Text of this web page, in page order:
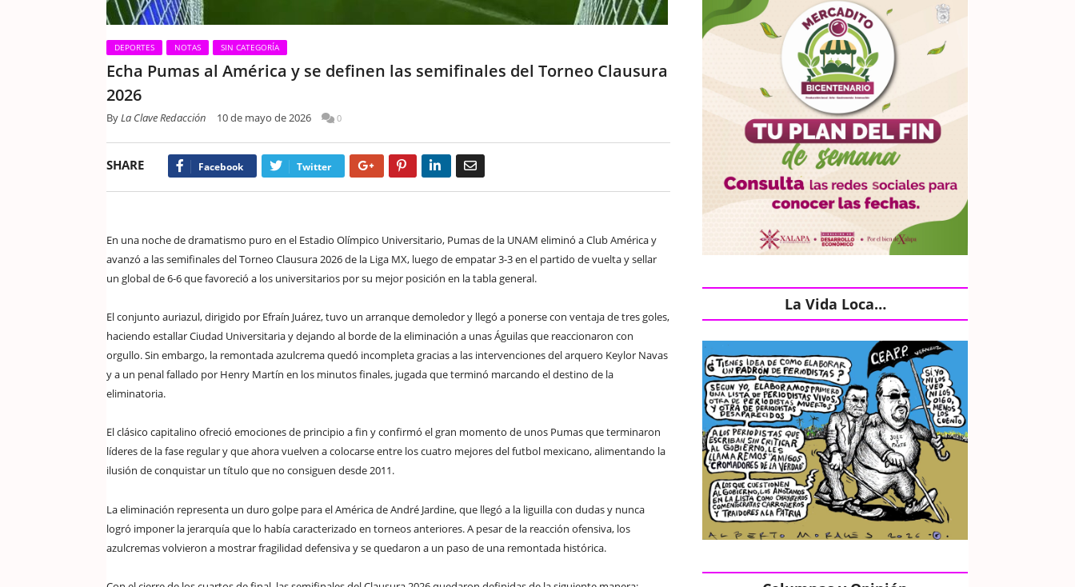
DEPORTES NOTAS SIN CATEGORÍA
Echa Pumas al América y se definen las semifinales del Torneo Clausura
2026
ByLa Clave Redacción 10 de mayo de 2026 0
SHARE Facebook Twitter Google+ Pinterest LinkedIn
En una noche de dramatismo puro en el Estadio Olímpico Universitario, Pumas de la UNAM eliminó a Club América y
avanzó a las semifinales del Torneo Clausura 2026 de la Liga MX, luego de empatar 3-3 en el partido de vuelta y sellar
un global de 6-6 que favoreció a los universitarios por su mejor posición en la tabla general.
El conjunto auriazul, dirigido por Efraín Juárez, tuvo un arranque demoledor y llegó a ponerse con ventaja de tres goles,
haciendo estallar Ciudad Universitaria y dejando al borde de la eliminación a unas Águilas que reaccionaron con
orgullo. Sin embargo, la remontada azulcrema quedó incompleta gracias a las intervenciones del arquero Keylor Navas
y a un penal fallado por Henry Martín en los minutos finales, jugada que terminó marcando el destino de la
eliminatoria.
El clásico capitalino ofreció emociones de principio a fin y confirmó el gran momento de unos Pumas que terminaron
líderes de la fase regular y que ahora vuelven a colocarse entre los cuatro mejores del futbol mexicano, alimentando la
ilusión de conquistar un título que no consiguen desde 2011.
La eliminación representa un duro golpe para el América de André Jardine, que llegó a la liguilla con dudas y nunca
logró imponer la jerarquía que lo había caracterizado en torneos anteriores. A pesar de la reacción ofensiva, los
azulcremas volvieron a mostrar fragilidad defensiva y se quedaron a un paso de una remontada histórica.
La Vida Loca…